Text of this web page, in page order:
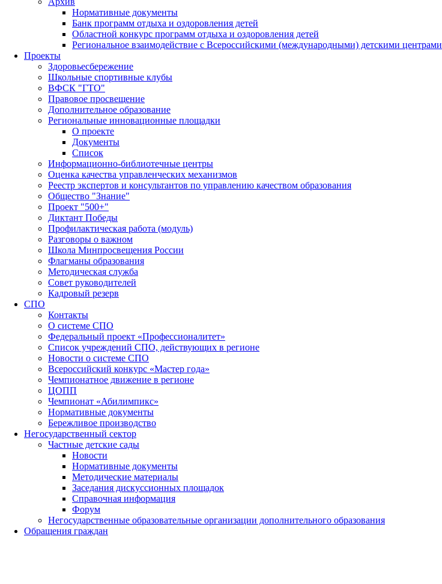
Нормативные документы
Банк программ отдыха и оздоровления детей
Областной конкурс программ отдыха и оздоровления детей
Региональное взаимодействие с Всероссийскими (международными) детскими центрами
Проекты
Здоровьесбережение
Школьные спортивные клубы
ВФСК "ГТО"
Правовое просвещение
Дополнительное образование
Региональные инновационные площадки
О проекте
Документы
Список
Информационно-библиотечные центры
Оценка качества управленческих механизмов
Реестр экспертов и консультантов по управлению качеством образования
Общество "Знание"
Проект "500+"
Диктант Победы
Профилактическая работа (модуль)
Разговоры о важном
Школа Минпросвещения России
Флагманы образования
Методическая служба
Совет руководителей
Кадровый резерв
СПО
Контакты
О системе СПО
Федеральный проект «Профессионалитет»
Список учреждений СПО, действующих в регионе
Новости о системе СПО
Всероссийский конкурс «Мастер года»
Чемпионатное движение в регионе
ЦОПП
Чемпионат «Абилимпикс»
Нормативные документы
Бережливое производство
Негосударственный сектор
Частные детские сады
Новости
Нормативные документы
Методические материалы
Заседания дискуссионных площадок
Справочная информация
Форум
Негосударственные образовательные организации дополнительного образования
Обращения граждан